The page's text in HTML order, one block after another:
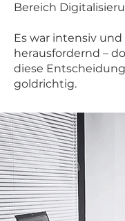
Bereich
Es war intensiv und
herausfordernd –
diese
goldrichtig.